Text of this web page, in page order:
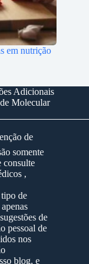
em nutrição
Adicionais
Molecular
de
somente
consulte
,
de
de
pessoal de
nos
blog, e